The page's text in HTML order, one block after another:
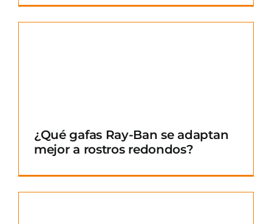
¿Qué gafas Ray-Ban se adaptan
mejor a rostros redondos?